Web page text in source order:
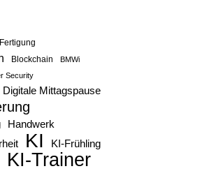
Blockchain BMWi
Security
Digitale Mittagspause
Handwerk
KI KI-Frühling
KI-Trainer